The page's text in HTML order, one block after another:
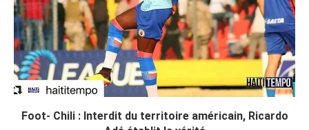
Foot- Chili : Interdit du territoire américain, Ricardo